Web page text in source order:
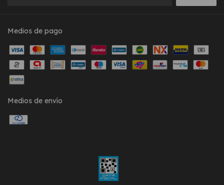
Medios de pago
Medios de envío